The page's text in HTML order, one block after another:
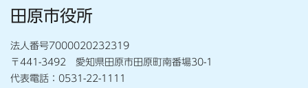
田原市役所
法人番号7000020232319
〒441-3492 愛知県田原市田原町南番場30-1
代表電話：0531-22-1111